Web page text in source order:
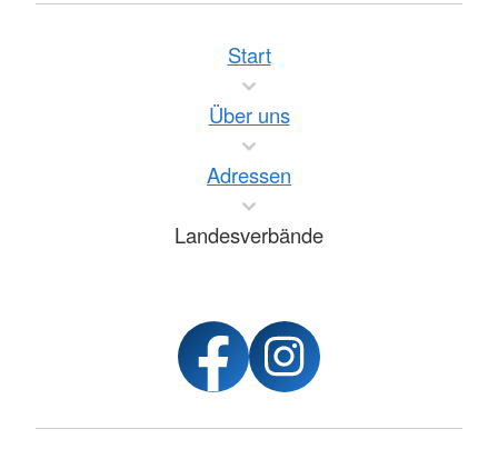
Start
Über uns
Adressen
Landesverbände